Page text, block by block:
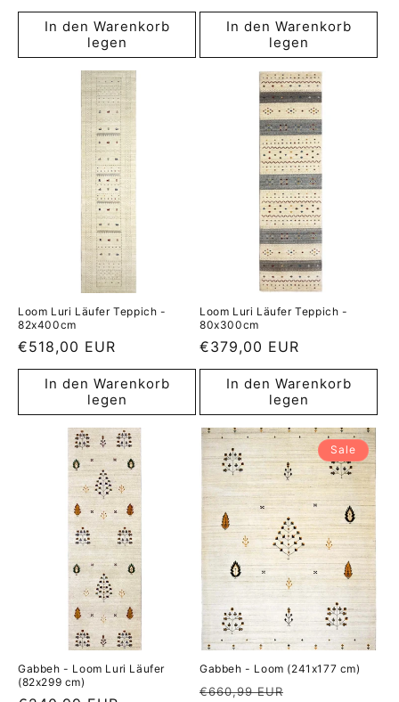
In den Warenkorb
legen
Preis
In den Warenkorb
legen
Loom Luri Läufer Teppich -
82x400cm
Normaler
Preis
€518,00 EUR
In den Warenkorb
legen
Loom Luri Läufer Teppich -
80x300cm
Normaler
Preis
€379,00 EUR
In den Warenkorb
legen
Gabbeh - Loom Luri Läufer
(82x299 cm)
Sale
Gabbeh - Loom (241x177 cm)
Normaler
€660,99 EUR